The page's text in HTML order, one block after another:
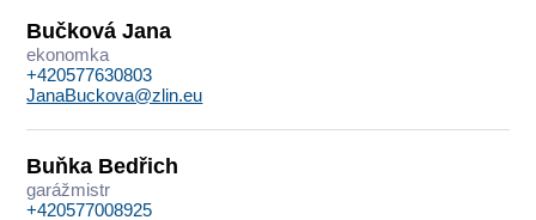
Bučková Jana
ekonomka
+420577630803
JanaBuckova@zlin.eu
Buňka Bedřich
garážmistr
+420577008925